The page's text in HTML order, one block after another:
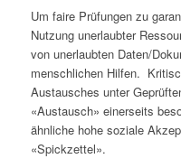
Um faire Prüfungen zu
Nutzung unerlaubter
von unerlaubten Daten/
menschlichen Hilfen.
Austausches unter
«Austausch» einerseits
ähnliche hohe soziale
«Spickzettel».